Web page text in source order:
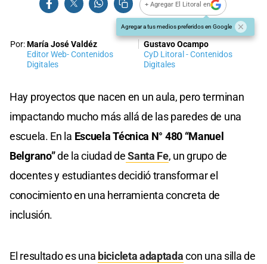
+ Agregar El Litoral en
Agregar a tus medios preferidos en Google
Por:María José Valdéz
Editor Web- Contenidos
Digitales
Gustavo Ocampo
CyD Litoral - Contenidos
Digitales
Hay proyectos que nacen en un aula, pero terminan
impactando mucho más allá de las paredes de una
escuela. En la Escuela Técnica N° 480 “Manuel
Belgrano”de la ciudad deSanta Fe, un grupo de
docentes y estudiantes decidió transformar el
conocimiento en una herramienta concreta de
inclusión.
El resultado es una bicicleta adaptadacon una silla de